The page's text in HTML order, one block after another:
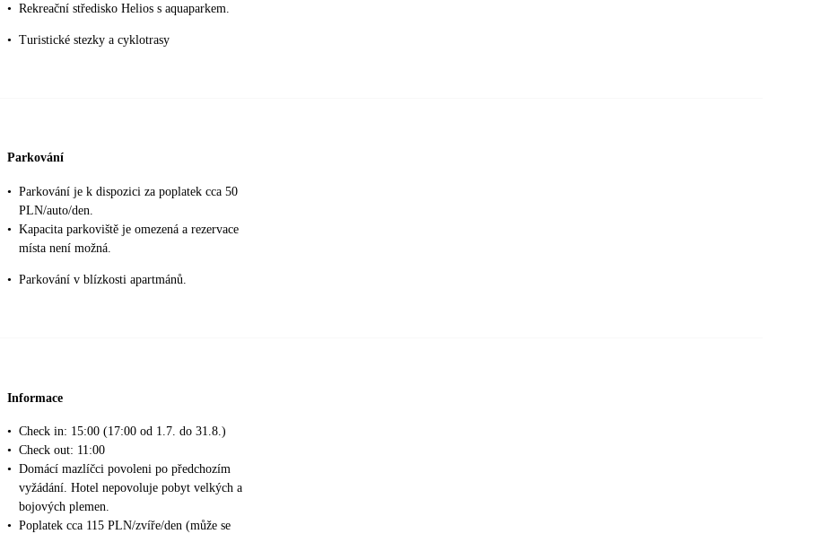
• Rekreační středisko Helios s aquaparkem.
• Turistické stezky a cyklotrasy
Parkování
• Parkování je k dispozici za poplatek cca 50
PLN/auto/den.
• Kapacita parkoviště je omezená a rezervace
místa není možná.
• Parkování v blízkosti apartmánů.
Informace
• Check in: 15:00 (17:00 od 1.7. do 31.8.)
• Check out: 11:00
• Domácí mazlíčci povoleni po předchozím
vyžádání. Hotel nepovoluje pobyt velkých a
bojových plemen.
• Poplatek cca 115 PLN/zvíře/den (může se